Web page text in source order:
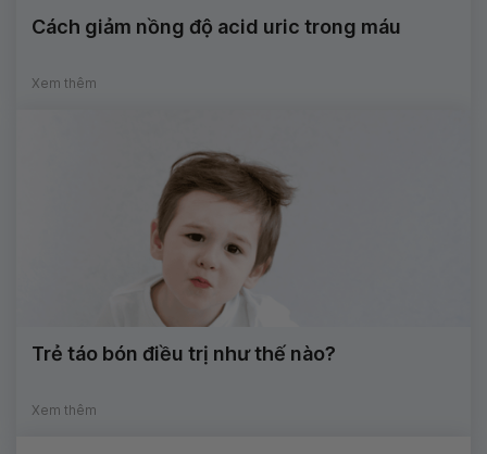
Cách giảm nồng độ acid uric trong máu
Xem thêm
Trẻ táo bón điều trị như thế nào?
Xem thêm